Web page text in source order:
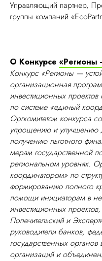
Управляющий партнер,
группы компаний
О Конкурсе «Регионы
Конкурс «Регионы —
организационная
инвестиционных
по системе «единый
Оргкомитетом конкурса
упрощению и улучшению
получению льготного
мерам государственной
региональном уровнях.
координатором» по
формированию полного
помощи инициаторам в
инвестиционных
Попечительский и
руководители банков,
государственных
организаций и